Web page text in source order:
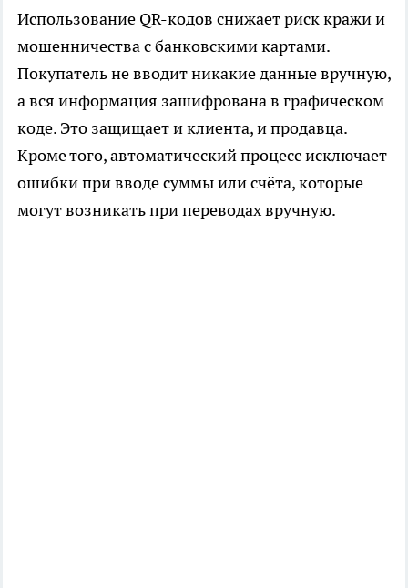
Использование QR-кодов снижает риск кражи и
мошенничества с банковскими картами.
Покупатель не вводит никакие данные вручную,
а вся информация зашифрована в графическом
коде. Это защищает и клиента, и продавца.
Кроме того, автоматический процесс исключает
ошибки при вводе суммы или счёта, которые
могут возникать при переводах вручную.